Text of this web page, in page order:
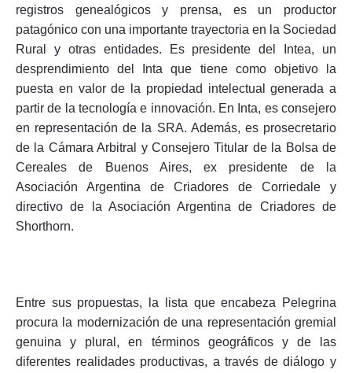
registros genealógicos y prensa, es un productor
patagónico con una importante trayectoria en la Sociedad
Rural y otras entidades. Es presidente del Intea, un
desprendimiento del Inta que tiene como objetivo la
puesta en valor de la propiedad intelectual generada a
partir de la tecnología e innovación. En Inta, es consejero
en representación de la SRA. Además, es prosecretario
de la Cámara Arbitral y Consejero Titular de la Bolsa de
Cereales de Buenos Aires, ex presidente de la
Asociación Argentina de Criadores de Corriedale y
directivo de la Asociación Argentina de Criadores de
Shorthorn.
Entre sus propuestas, la lista que encabeza Pelegrina
procura la modernización de una representación gremial
genuina y plural, en términos geográficos y de las
diferentes realidades productivas, a través de diálogo y